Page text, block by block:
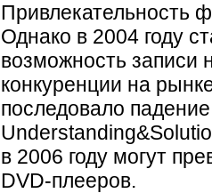
Привлекательность
Однако в 2004 году
возможность записи
конкуренции на
последовало
в 2006 году могут
DVD-плееров.